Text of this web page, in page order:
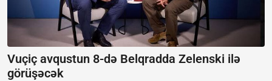
Vuçiç avqustun 8-də Belqradda Zelenski ilə
görüşəcək